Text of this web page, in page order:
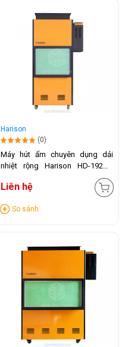
Harison
(0)
Máy hút ẩm chuyên dụng dải
nhiệt rộng Harison HD-192DR
Liên hệ
So sánh